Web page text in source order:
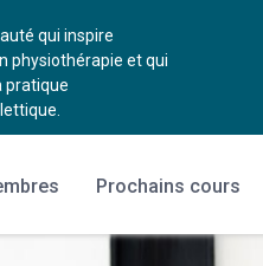
qui inspire
physiothérapie et qui
pratique
Prochains cours